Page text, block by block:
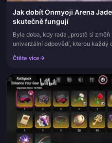
Jak dobít Onmyoji Arena
skutečně fungují
Byla doba, kdy rada „prostě si
univerzální odpovědí, kterou každý
pryč. N...
Čtěte více